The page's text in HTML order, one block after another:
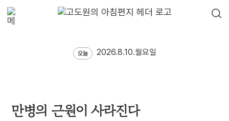
오늘 2026.8.10.월요일
만병의 근원이 사라진다